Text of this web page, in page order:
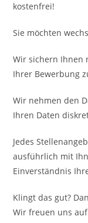
kostenfrei!
Sie möchten
Wir sichern Ihnen
Ihrer Bewerbung
Wir nehmen den
Ihren Daten
Jedes
ausführlich mit
Einverständnis
Klingt das gut?
Wir freuen uns auf